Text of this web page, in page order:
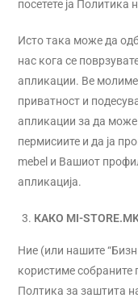
посетете ја Политика
Исто така може да
нас кога се
апликации. Ве молиме
приватност и
апликации за да може
пермисиите и да ја
mebel и Вашиот
апликација.
КАКО MI-
Ние (или нашите
користиме
Полтика за заштита